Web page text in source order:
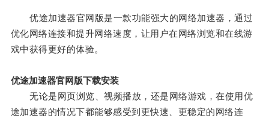
优途加速器官网版是一款功能强大的网络加速器，通过
优化网络连接和提升网络速度，让用户在网络浏览和在线游
戏中获得更好的体验。
优途加速器官网版下载安装
无论是网页浏览、视频播放，还是网络游戏，在使用优
途加速器的情况下都能够感受到更快速、更稳定的网络连